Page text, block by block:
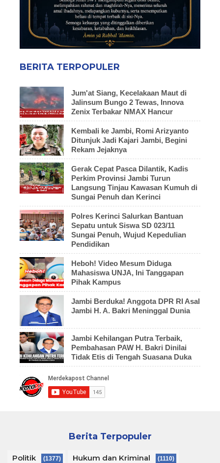
BERITA TERPOPULER
Jum'at Siang, Kecelakaan Maut di
Jalinsum Bungo 2 Tewas, Innova
Zenix Terbakar NMAX Hancur
Kembali ke Jambi, Romi Arizyanto
Ditunjuk Jadi Kajari Jambi, Begini
Rekam Jejaknya
Gerak Cepat Pasca Dilantik, Kadis
Perkim Provinsi Jambi Turun
Langsung Tinjau Kawasan Kumuh di
Sungai Penuh dan Kerinci
Polres Kerinci Salurkan Bantuan
Sepatu untuk Siswa SD 023/11
Sungai Penuh, Wujud Kepedulian
Pendidikan
Heboh! Video Mesum Diduga
Mahasiswa UNJA, Ini Tanggapan
Pihak Kampus
Jambi Berduka! Anggota DPR RI Asal
Jambi H. A. Bakri Meninggal Dunia
Jambi Kehilangan Putra Terbaik,
Pembahasan PAW H. Bakri Dinilai
Tidak Etis di Tengah Suasana Duka
Berita Terpopuler
Politik (1377) Hukum dan Kriminal (1110)